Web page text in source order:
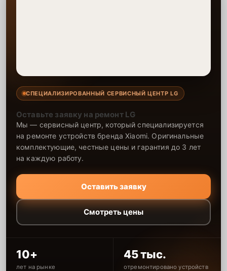
СПЕЦИАЛИЗИРОВАННЫЙ СЕРВИСНЫЙ ЦЕНТР LG
Оставьте заявку на ремонт LG
Мы — сервисный центр, который специализируется
на ремонте устройств бренда Xiaomi. Оригинальные
комплектующие, честные цены и гарантия до 3 лет
на каждую работу.
Оставить заявку
Смотреть цены
10+
лет на рынке
45 тыс.
отремонтировано устройств